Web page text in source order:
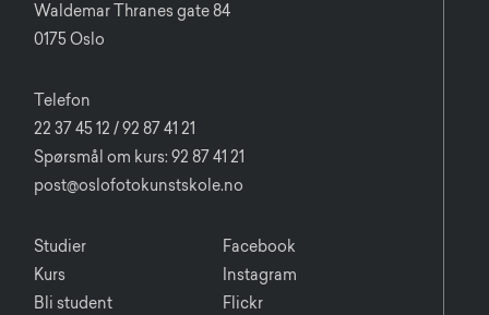
Waldemar Thranes gate 84
0175 Oslo
Studier
Kurs
Bli student
Telefon
22 37 45 12 / 92 87 41 21
Spørsmål om kurs: 92 87 41 21
post@oslofotokunstskole.no
Facebook
Instagram
Flickr